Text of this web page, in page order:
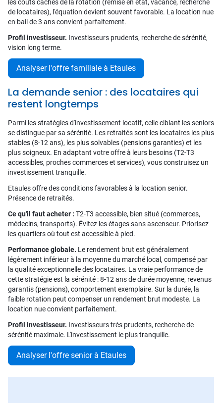
les coûts cachés de la rotation (remise en état, vacance, recherche
de locataires), l'équation devient souvent favorable. La location nue
en bail de 3 ans convient parfaitement.
Profil investisseur. Investisseurs prudents, recherche de sérénité,
vision long terme.
Analyser l'offre familiale à Etaules
La demande senior : des locataires qui
restent longtemps
Parmi les stratégies d'investissement locatif, celle ciblant les seniors
se distingue par sa sérénité. Les retraités sont les locataires les plus
stables (8-12 ans), les plus solvables (pensions garanties) et les
plus soigneux. En adaptant votre offre à leurs besoins (T2-T3
accessibles, proches commerces et services), vous construisez un
investissement tranquille.
Etaules offre des conditions favorables à la location senior.
Présence de retraités.
Ce qu'il faut acheter : T2-T3 accessible, bien situé (commerces,
médecins, transports). Évitez les étages sans ascenseur. Priorisez
les quartiers où tout est accessible à pied.
Performance globale. Le rendement brut est généralement
légèrement inférieur à la moyenne du marché local, compensé par
la qualité exceptionnelle des locataires. La vraie performance de
cette stratégie est la sérénité : 8-12 ans de durée moyenne, revenus
garantis (pensions), comportement exemplaire. Sur la durée, la
faible rotation peut compenser un rendement brut modeste. La
location nue convient parfaitement.
Profil investisseur. Investisseurs très prudents, recherche de
sérénité maximale. L'investissement le plus tranquille.
Analyser l'offre senior à Etaules